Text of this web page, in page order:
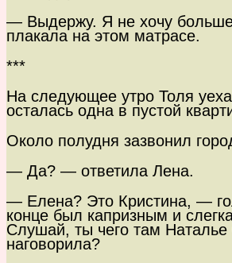
— Выдержу. Я не хочу
плакала на этом матрасе.
***
На следующее утро Толя
осталась одна в пустой
Около полудня зазвонил
— Да? — ответила Лена.
— Елена? Это Кристина, —
конце был капризным и
Слушай, ты чего там Наталье
наговорила?